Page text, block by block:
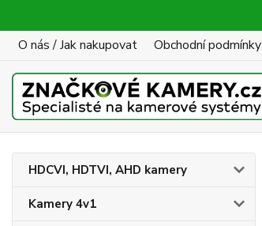
O nás / Jak nakupovat Obchodní podmínky
HDCVI, HDTVI, AHD kamery
Kamery 4v1